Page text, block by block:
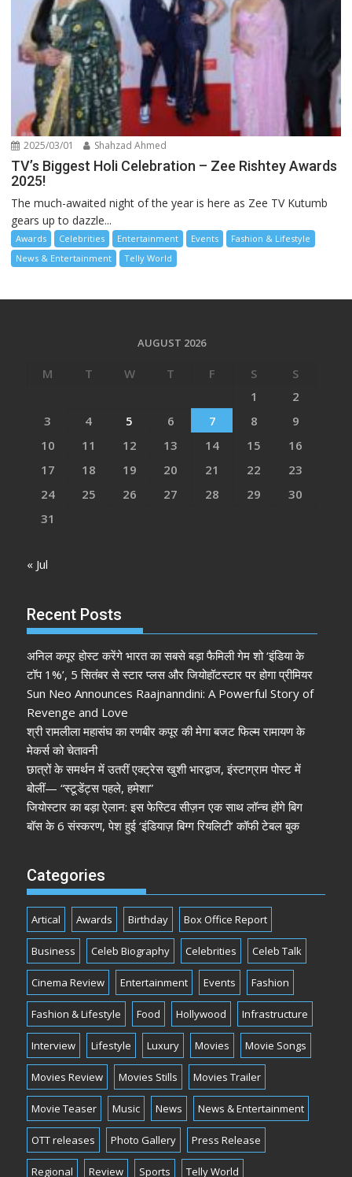
2025/03/01 Shahzad Ahmed
TV’s Biggest Holi Celebration – Zee Rishtey Awards
2025!
The much-awaited night of the year is here as Zee TV Kutumb
gears up to dazzle...
Awards Celebrities Entertainment Events
Fashion & Lifestyle
News & Entertainment
Telly World
AUGUST 2026
M T W T F S
S
1
2
3
4 5 6 7 8
9
10
11 12 13 14 15
16
17
18 19 20 21 22
23
24
25 26 27 28 29
30
31
« Jul
Recent Posts
अनिल कपूर होस्ट करेंगे भारत का सबसे बड़ा फैमिली गेम शो ‘इंडिया के
टॉप 1%’, 5 सितंबर से स्टार प्लस और जियोहॉटस्टार पर होगा प्रीमियर
Sun Neo Announces Raajnanndini: A Powerful Story of
Revenge and Love
श्री रामलीला महासंघ का रणबीर कपूर की मेगा बजट फिल्म रामायण के
मेकर्स को चेतावनी
छात्रों के समर्थन में उतरीं एक्ट्रेस खुशी भारद्वाज, इंस्टाग्राम पोस्ट में
बोलीं— “स्टूडेंट्स पहले, हमेशा”
जियोस्टार का बड़ा ऐलान: इस फेस्टिव सीज़न एक साथ लॉन्च होंगे बिग
बॉस के 6 संस्करण, पेश हुई ‘इंडियाज़ बिग्ग रियलिटी’ कॉफी टेबल बुक
Categories
Artical Awards Birthday Box Office Report
Business Celeb Biography Celebrities Celeb Talk
Cinema Review Entertainment Events Fashion
Fashion & Lifestyle Food Hollywood Infrastructure
Interview Lifestyle Luxury Movies Movie Songs
Movies Review Movies Stills Movies Trailer
Movie Teaser Music News News & Entertainment
OTT releases Photo Gallery Press Release
Regional Review Sports Telly World